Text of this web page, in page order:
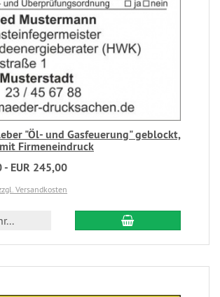
"Öl- und Gasfeuerung" geblockt,
Firmeneindruck
- EUR 245,00
Versandkosten